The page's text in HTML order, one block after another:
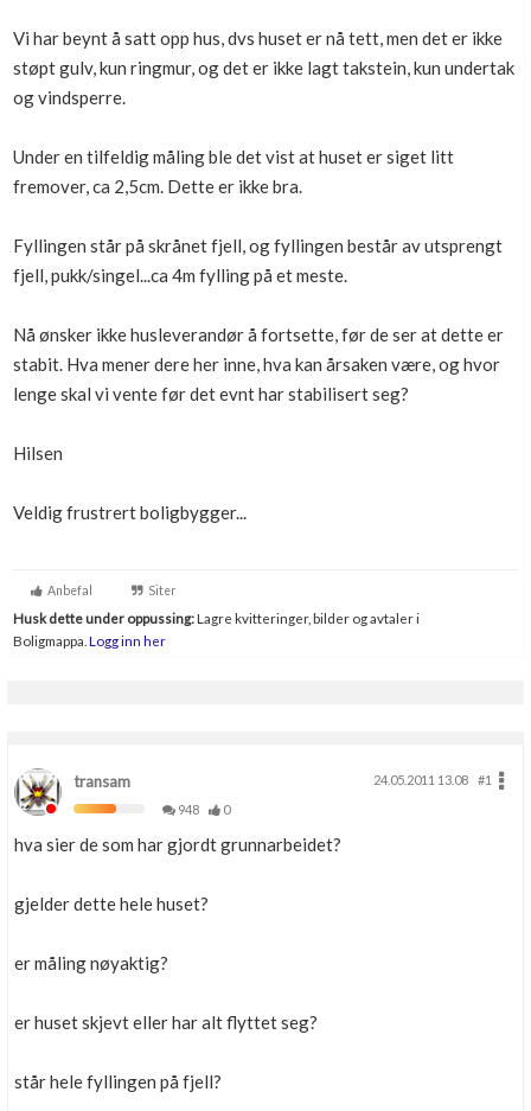
Boligmappa+
Få mer ut av Boligmappa
Nytt
Vi har beynt å satt opp hus, dvs huset er nå tett, men det er ikke
støpt gulv, kun ringmur, og det er ikke lagt takstein, kun undertak
og vindsperre.
Under en tilfeldig måling ble det vist at huset er siget litt
fremover, ca 2,5cm. Dette er ikke bra.
Fyllingen står på skrånet fjell, og fyllingen består av utsprengt
fjell, pukk/singel...ca 4m fylling på et meste.
Nå ønsker ikke husleverandør å fortsette, før de ser at dette er
stabit. Hva mener dere her inne, hva kan årsaken være, og hvor
lenge skal vi vente før det evnt har stabilisert seg?
Hilsen
Veldig frustrert boligbygger...
Anbefal Siter
Husk dette under oppussing:Lagre kvitteringer, bilder og avtaler i
Boligmappa. Logg inn her
transam 24.05.2011 13.08
#1
948
0
hva sier de som har gjordt grunnarbeidet?
gjelder dette hele huset?
er måling nøyaktig?
er huset skjevt eller har alt flyttet seg?
står hele fyllingen på fjell?